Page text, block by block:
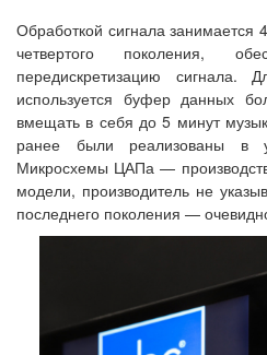
Обработкой сигнала занимается
четвертого поколения,
передискретизацию сигнала.
используется буфер данных
вмещать в себя до 5 минут
ранее были реализованы в
Микросхемы ЦАПа —
модели, производитель не
последнего поколения —